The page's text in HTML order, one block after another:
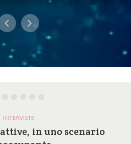
INTERVISTE
in uno scenario